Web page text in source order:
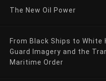
The New Oil Power
From Black Ships to White
Guard Imagery and the
Maritime Order